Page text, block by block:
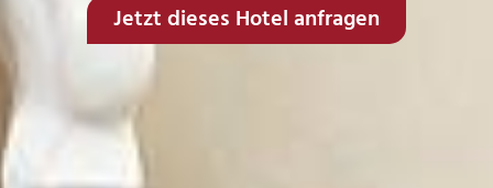
Jetzt dieses Hotel anfragen